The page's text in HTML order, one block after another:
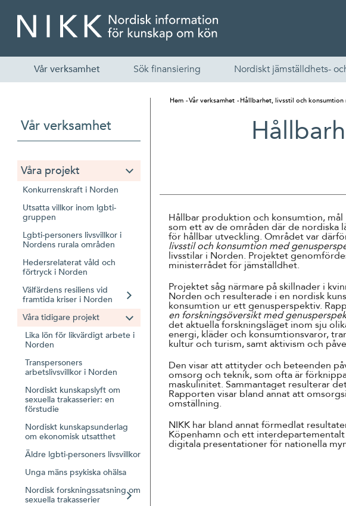
English
Suomi
Íslenska
Vår verksamhet Sök finansiering Nordiskt jämställdhets-
Vår verksamhet
Våra projekt
Konkurrenskraft i Norden
Utsatta villkor inom lgbti-
gruppen
Lgbti-personers livsvillkor i
Nordens rurala områden
Hedersrelaterat våld och
förtryck i Norden
Välfärdens resiliens vid
framtida kriser i Norden
Våra tidigare projekt
Lika lön för likvärdigt arbete i
Norden
Transpersoners
arbetslivsvillkor i Norden
Nordiskt kunskapslyft om
sexuella trakasserier: en
förstudie
Nordiskt kunskapsunderlag
om ekonomisk utsatthet
Äldre lgbti-personers livsvillkor
Unga mäns psykiska ohälsa
Nordisk forskningssatsning om
sexuella trakasserier
Hem Vår verksamhet Hållbarhet, livsstil och
Hållbar produktion och konsumtion,
som ett av de områden där de nordiska
för hållbar utveckling. Området var
livsstil och konsumtion med
livsstilar i Norden. Projektet
ministerrådet för jämställdhet.
Projektet såg närmare på skillnader i
Norden och resulterade i en nordisk
konsumtion ur ett genusperspektiv.
en forskningsöversikt med
det aktuella forskningsläget inom sju
energi, kläder och konsumtionsvaror,
kultur och turism, samt aktivism och
Den visar att attityder och beteenden
omsorg och teknik, som ofta är
maskulinitet. Sammantaget resulterar
Rapporten visar bland annat att
omställning.
NIKK har bland annat förmedlat
Köpenhamn och ett
digitala presentationer för nationella